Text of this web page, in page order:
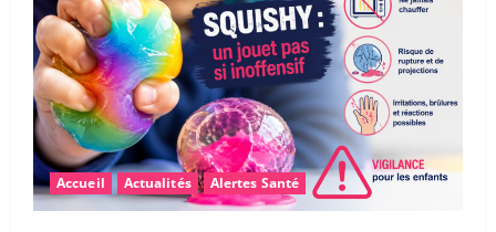
Accueil Actualités Alertes Santé